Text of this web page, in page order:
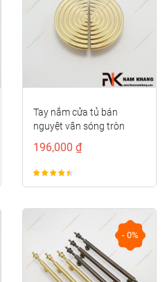
Tay nắm cửa tủ bán
nguyệt vân sóng tròn
196,000 ₫
- 0%